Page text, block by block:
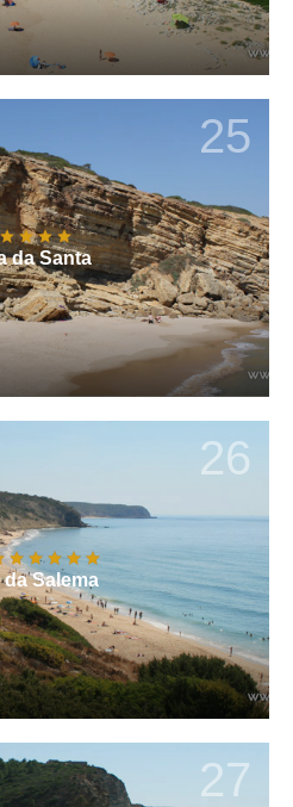
25
da Santa
26
da Salema
27